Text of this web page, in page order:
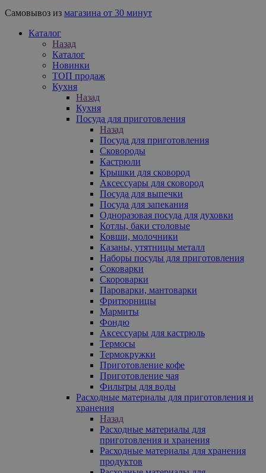
Самовывоз из магазина от 30 минут
Каталог
Назад
Каталог
Новинки
ТОП продаж
Кухня
Назад
Кухня
Посуда для приготовления
Назад
Посуда для приготовления
Сковороды
Кастрюли
Крышки для сковород
Аксессуары для сковород
Посуда для выпечки
Посуда для запекания
Одноразовая посуда для духовки
Котлы, баки столовые
Ковши, молочники
Казаны, утятницы металл
Наборы посуды для приготовления
Соковарки
Скороварки
Пароварки, мантоварки
Фритюрницы
Мармиты
Фондю
Аксессуары для кастрюль
Термосы
Термокружки
Приготовление кофе
Приготовление чая
Фильтры для воды
Расходные материалы для приготовления и
хранения
Назад
Расходные материалы для
приготовления и хранения
Расходные материалы для хранения
продуктов